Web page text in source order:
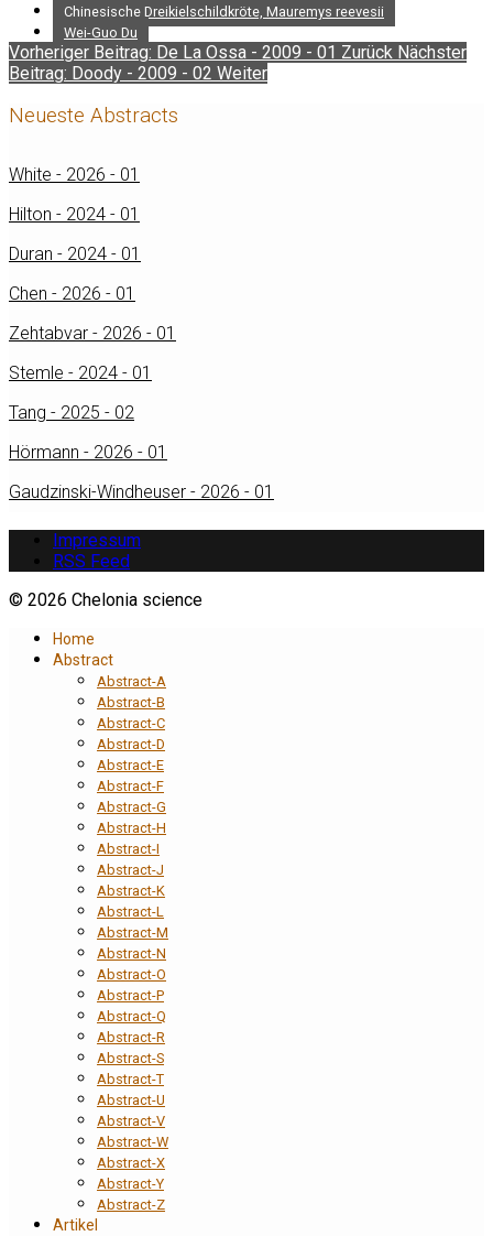
Chinesische Dreikielschildkröte, Mauremys reevesii
Wei-Guo Du
Vorheriger Beitrag: De La Ossa - 2009 - 01 Zurück Nächster
Beitrag: Doody - 2009 - 02 Weiter
Neueste Abstracts
White - 2026 - 01
Hilton - 2024 - 01
Duran - 2024 - 01
Chen - 2026 - 01
Zehtabvar - 2026 - 01
Stemle - 2024 - 01
Tang - 2025 - 02
Hörmann - 2026 - 01
Gaudzinski-Windheuser - 2026 - 01
Impressum
RSS Feed
© 2026 Chelonia science
Home
Abstract
Abstract-A
Abstract-B
Abstract-C
Abstract-D
Abstract-E
Abstract-F
Abstract-G
Abstract-H
Abstract-I
Abstract-J
Abstract-K
Abstract-L
Abstract-M
Abstract-N
Abstract-O
Abstract-P
Abstract-Q
Abstract-R
Abstract-S
Abstract-T
Abstract-U
Abstract-V
Abstract-W
Abstract-X
Abstract-Y
Abstract-Z
Artikel